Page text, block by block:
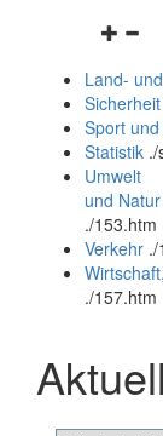
und
Land-
Sport
Statistik ./
Umwelt
und Natur
./153.htm
Verkehr ./
./157.htm